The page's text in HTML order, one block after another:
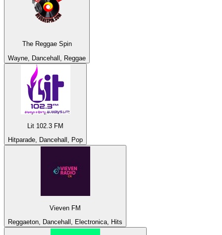
The Reggae Spin
Wayne, Dancehall, Reggae
Lit 102.3 FM
Hitparade, Dancehall, Pop
Vieven FM
Reggaeton, Dancehall, Electronica, Hits